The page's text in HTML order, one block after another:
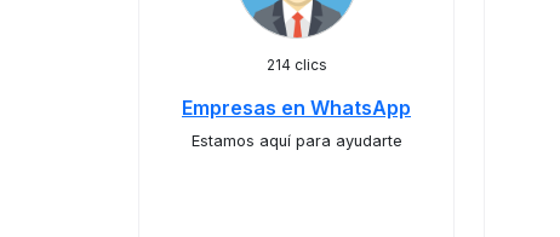
214 clics
Empresas en WhatsApp
Estamos aquí para ayudarte